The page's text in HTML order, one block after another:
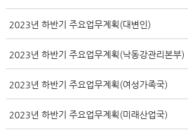
2023년 하반기 주요업무계획(대변인)
2023년 하반기 주요업무계획(낙동강관리본부)
2023년 하반기 주요업무계획(여성가족국)
2023년 하반기 주요업무계획(미래산업국)